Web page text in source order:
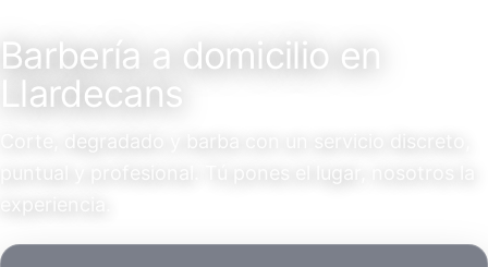
Barbería a domicilio en
Llardecans
Corte, degradado y barba con un servicio discreto,
puntual y profesional. Tú pones el lugar, nosotros la